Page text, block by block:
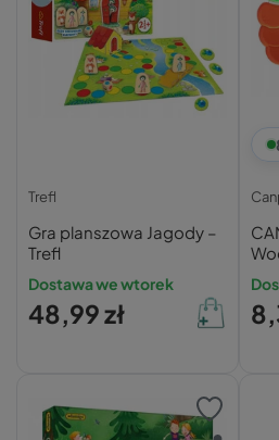
Trefl
Gra planszowa Jagody –
Trefl
Dostawa we wtorek
48,99 zł